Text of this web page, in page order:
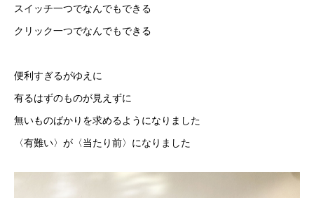
スイッチ一つでなんでもできる
クリック一つでなんでもできる
便利すぎるがゆえに
有るはずのものが見えずに
無いものばかりを求めるようになりました
〈有難い〉が〈当たり前〉になりました